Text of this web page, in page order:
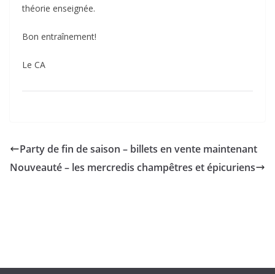
théorie enseignée.
Bon entraînement!
Le CA
Party de fin de saison – billets en vente maintenant
Nouveauté – les mercredis champêtres et épicuriens